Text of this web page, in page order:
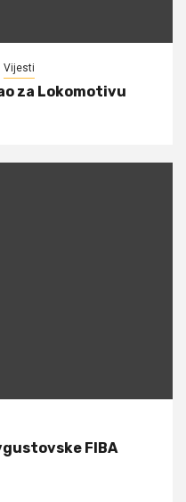
Vijesti
za Lokomotivu
FIBA